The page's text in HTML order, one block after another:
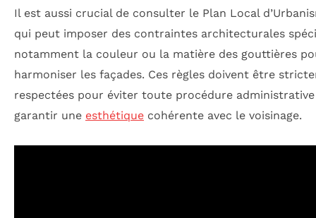
Il est aussi crucial de consulter le Plan Local
qui peut imposer des contraintes architecturales
notamment la couleur ou la matière des gouttières
harmoniser les façades. Ces règles doivent être
respectées pour éviter toute procédure
garantir une esthétique cohérente avec le voisinage.